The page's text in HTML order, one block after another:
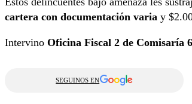
cartera con documentación varia y
Intervino Oficina Fiscal 2 de Comisaría
SEGUINOS EN